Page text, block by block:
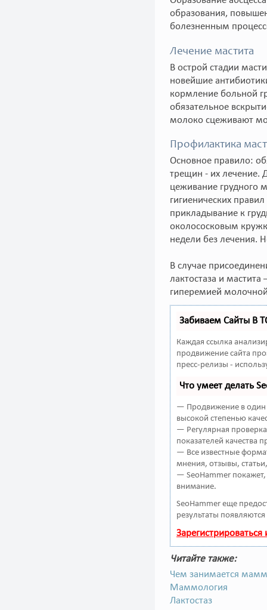
образования,
болезненным
Лечение мастита
В острой стадии
новейшие
кормление больной
обязательное
молоко сцеживают
Профилактика
Основное правило:
трещин - их лечение.
цеживание грудного
гигиенических
прикладывание к
околососковым
недели без лечения.
В случае
лактостаза и
гиперемией
Забиваем Сайты В
Каждая ссылка
продвижение сайта
пресс-релизы -
Что умеет делать
— Продвижение в один
высокой степенью
— Регулярная
показателей качества
— Все известные
мнения, отзывы,
— SeoHammer покажет,
внимание.
SeoHammer еще
результаты
Читайте также:
Чем занимается
Маммология
Лактостаз